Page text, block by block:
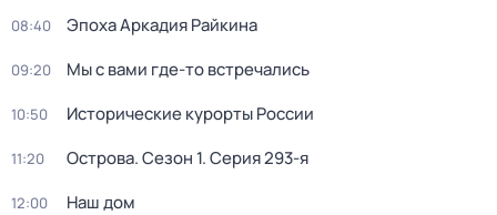
08:40 Эпоха Аркадия Райкина
09:20 Мы с вами где-то встречались
10:50 Исторические курорты России
11:20 Острова. Сезон 1. Серия 293-я
12:00 Наш дом